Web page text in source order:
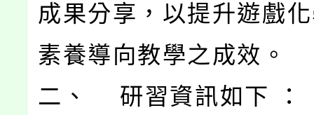
成果分享，以提升遊戲
素養導向教學之成效。
二、 研習資訊如下 ：